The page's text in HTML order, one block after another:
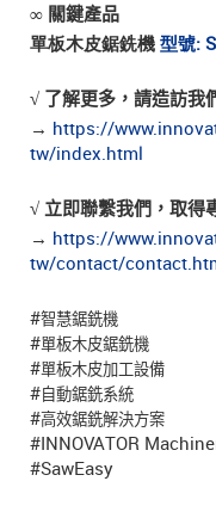
∞ 關鍵產品
單板木皮鋸銑機 型號:
√ 了解更多，請造訪我
→ https://
tw/index.html
√ 立即聯繫我們，取得
→ https://
tw/contact/
#智慧鋸銑機
#單板木皮鋸銑機
#單板木皮加工設備
# 自動鋸銑系統
#高效鋸銑解決方案
#INNOVATOR
#SawEasy